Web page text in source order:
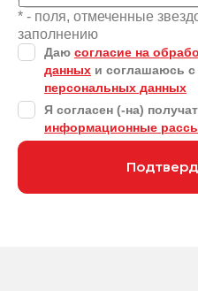
* - поля, отмеченные
заполнению
Даю согласие на
данных и соглашаюсь с
персональных данных
Я согласен (-на)
информационные